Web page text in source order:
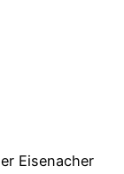
Eisenacher